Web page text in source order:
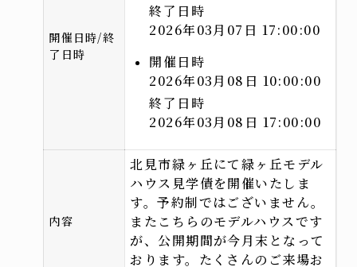
開催日時/終
了日時
終了日時
2026年03月07日 17:00:00
開催日時
2026年03月08日 10:00:00
終了日時
2026年03月08日 17:00:00
内容
北見市緑ヶ丘にて緑ヶ丘モデル
ハウス見学債を開催いたしま
す。予約制ではございません。
またこちらのモデルハウスです
が、公開期間が今月末となって
おります。たくさんのご来場お
@hirose_giken
@hirosegiken
お問い合わせ
来場予約はこちら
資料請求はこちら